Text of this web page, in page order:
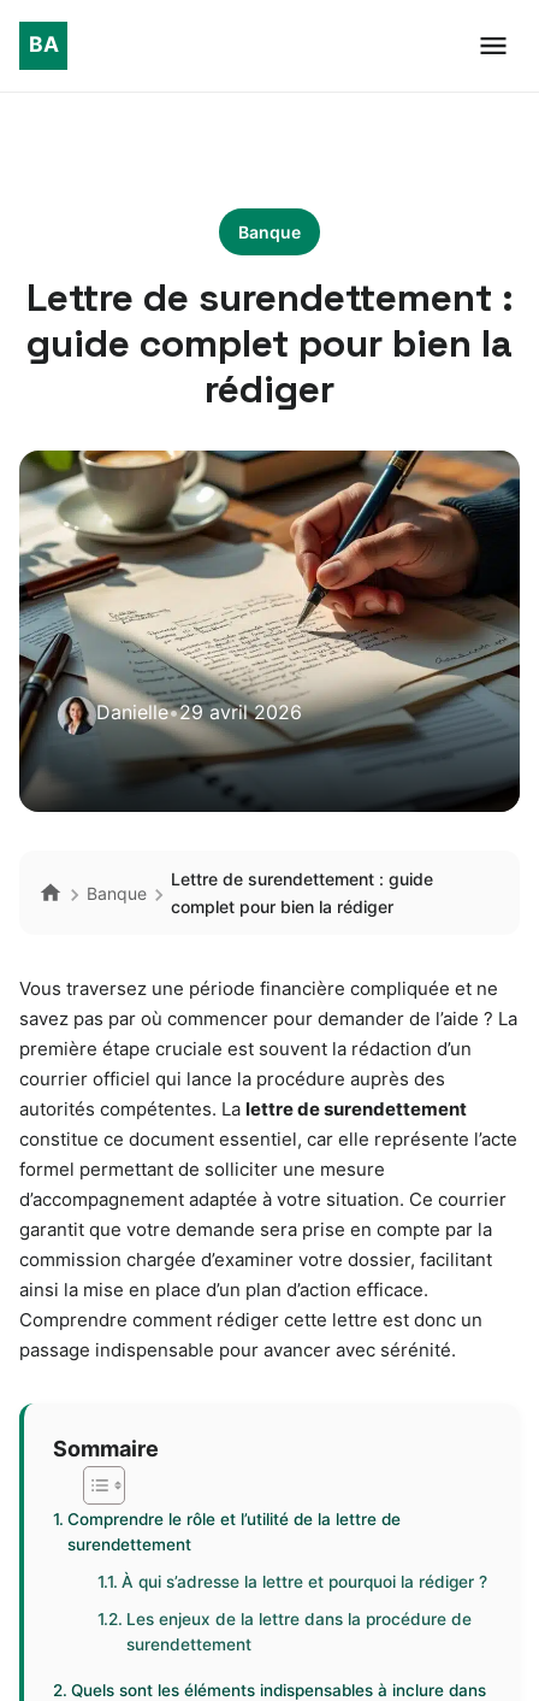
Banque
Lettre de surendettement :
guide complet pour bien la
rédiger
Danielle•29 avril 2026
Banque
Lettre de surendettement : guide
complet pour bien la rédiger
Vous traversez une période financière compliquée et ne
savez pas par où commencer pour demander de l’aide ? La
première étape cruciale est souvent la rédaction d’un
courrier officiel qui lance la procédure auprès des
autorités compétentes. La lettre de surendettement
constitue ce document essentiel, car elle représente l’acte
formel permettant de solliciter une mesure
d’accompagnement adaptée à votre situation. Ce courrier
garantit que votre demande sera prise en compte par la
commission chargée d’examiner votre dossier, facilitant
ainsi la mise en place d’un plan d’action efficace.
Comprendre comment rédiger cette lettre est donc un
passage indispensable pour avancer avec sérénité.
Sommaire
Comprendre le rôle et l’utilité de la lettre de
surendettement
À qui s’adresse la lettre et pourquoi la rédiger ?
Les enjeux de la lettre dans la procédure de
surendettement
Quels sont les éléments indispensables à inclure dans